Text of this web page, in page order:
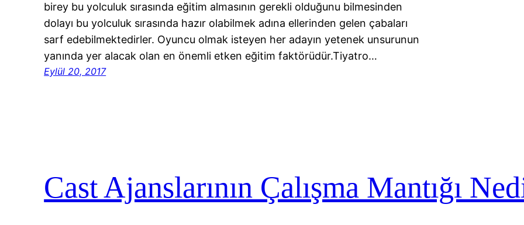
birey bu yolculuk sırasında eğitim almasının gerekli olduğunu bilmesinden
dolayı bu yolculuk sırasında hazır olabilmek adına ellerinden gelen çabaları
sarf edebilmektedirler. Oyuncu olmak isteyen her adayın yetenek unsurunun
yanında yer alacak olan en önemli etken eğitim faktörüdür.Tiyatro…
Eylül 20, 2017
Cast Ajanslarının Çalışma Mantığı